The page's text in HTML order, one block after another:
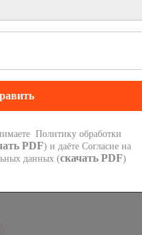
на номера
300
Политику обработки
PDF) и даёте Согласие на
данных (скачать PDF)